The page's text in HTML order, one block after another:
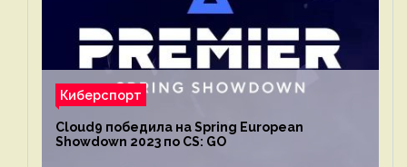
Киберспорт
Cloud9 победила на Spring European
Showdown 2023 по CS: GO